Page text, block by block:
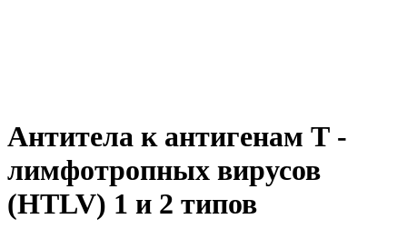
Антитела к антигенам Т -
лимфотропных вирусов
(HTLV) 1 и 2 типов